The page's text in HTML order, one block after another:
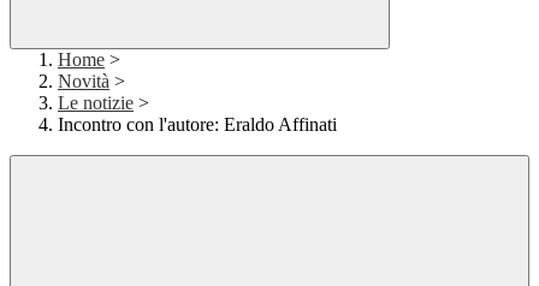
Home >
Novità >
Le notizie >
Incontro con l'autore: Eraldo Affinati